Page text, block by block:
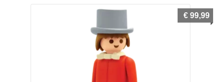
€ 99,99